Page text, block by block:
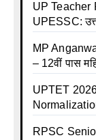
UP Teacher
UPESSC:
MP
– 12वीं पास
UPTET
RPSC